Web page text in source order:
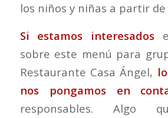
los niños y niñas a partir de
Si estamos interesados
sobre este menú para
Restaurante Casa Ángel,
nos pongamos en
responsables. Algo